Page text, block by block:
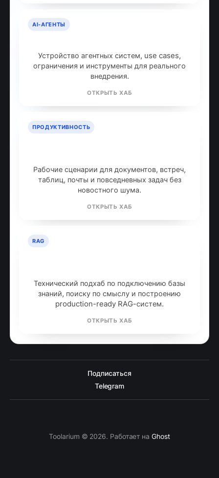
AI-АГЕНТЫ
Устройство агентных систем, use cases,
ограничения и инструменты для реального
внедрения.
ОТКРЫТЬ ХАБ
ПРОДУКТИВНОСТЬ
Рабочие сценарии для документов, встреч,
таблиц, почты и повседневных задач без
новостного шума.
ОТКРЫТЬ ХАБ
RAG
Технический подхаб по подключению базы
знаний, поиску по смыслу и построению
production-ready RAG-систем.
ОТКРЫТЬ ХАБ
Подписаться
Telegram
Toolarium © 2026. Работает на Ghost